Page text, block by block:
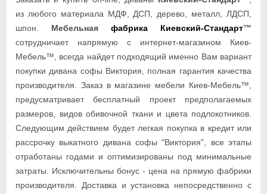
из любого материала МДФ, ДСП, дерево, металл, ЛДСП,
шпон. Мебельная фабрика Киевский-Стандарт™
сотрудничает напрямую с интернет-магазином Киев-
Мебель™, всегда найдет подходящий именно Вам вариант
покупки дивана софы Виктория, полная гарантия качества
производителя. Заказ в магазине мебели Киев-Мебель™,
предусматривает бесплатный проект предполагаемых
размеров, видов обивочной ткани и цвета подлокотников.
Следующим действием будет легкая покупка в кредит или
рассрочку выкатного дивана софы "Виктория", все этапы
отработаны годами и оптимизированы под минимальные
затраты. Исключительны бонус - цена на прямую фабрики
производителя. Доставка и установка непосредственно с